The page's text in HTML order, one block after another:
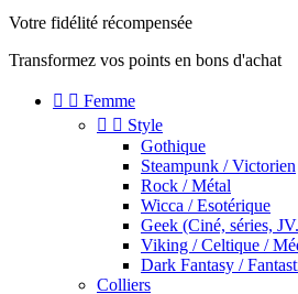
Votre fidélité récompensée
Transformez vos points en bons d'achat
  Femme
  Style
Gothique
Steampunk / Victorien
Rock / Métal
Wicca / Esotérique
Geek (Ciné, séries,
Viking / Celtique /
Dark Fantasy /
Colliers